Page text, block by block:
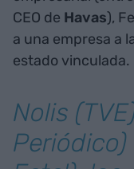
CEO de Havas),
a una empresa a
estado vinculada.
Nolis
Periódico)